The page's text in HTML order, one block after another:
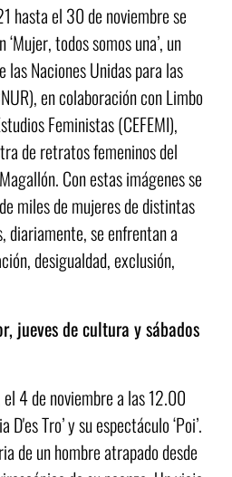
hasta el 30 de noviembre se
todos somos una’, un
Naciones Unidas para las
en colaboración con Limbo
Feministas (CEFEMI),
de retratos femeninos del
Con estas imágenes se
miles de mujeres de distintas
diariamente, se enfrentan a
desigualdad, exclusión,
jueves de cultura y sábados
4 de noviembre a las 12.00
D'es Tro’ y su espectáculo ‘Poi’.
de un hombre atrapado desde